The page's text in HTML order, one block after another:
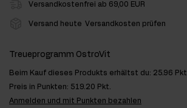
Versandkostenfrei ab 69,00 EUR
Versand heute Versandkosten prüfen
Treueprogramm OstroVit
Beim Kauf dieses Produkts erhältst du: 25.96 Pkt.
Preis in Punkten: 519.20 Pkt.
Anmelden und mit Punkten bezahlen